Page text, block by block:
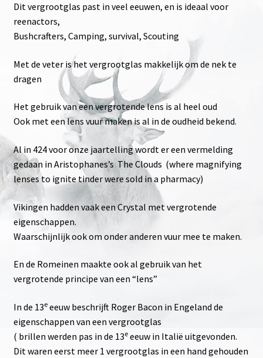
Dit vergrootglas past in veel eeuwen, en is ideaal voor
reenactors,
Bushcrafters, Camping, survival, Scouting
Met de veter is het vergrootglas makkelijk om de nek te
dragen
Het gebruik van een vergrotende lens is al heel oud
Ook met een lens vuur maken is al in de oudheid bekend.
Al in 424 voor onze jaartelling wordt er een vermelding
gedaan in Aristophanes’s The Clouds (where magnifying
lenses to ignite tinder were sold in a pharmacy)
Vikingen hadden vaak een Crystal met vergrotende
eigenschappen.
Waarschijnlijk ook om onder anderen vuur mee te maken.
En de Romeinen maakte ook al gebruik van het
vergrotende principe van een “lens”
In de 13eeeuw beschrijft Roger Bacon in Engeland de
eigenschappen van een vergrootglas
( brillen werden pas in de 13eeeuw in Italië uitgevonden.
Dit waren eerst meer 1 vergrootglas in een hand gehouden